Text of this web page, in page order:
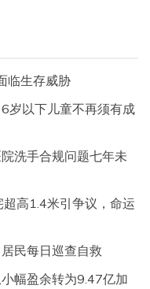
临生存威胁
岁以下儿童不再须有成
洗手合规问题七年未
高1.4米引争议，命运
民每日巡查自救
幅盈余转为9.47亿加